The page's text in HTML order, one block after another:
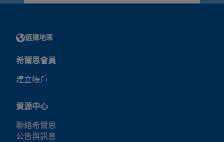
選擇地區
希爾思會員
建立帳戶
資源中心
聯絡希爾思
公告與訊息